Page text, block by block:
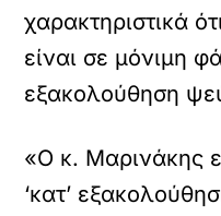
χαρακτηριστικά
είναι σε μόνιμη
εξακολούθηση
«Ο κ. Μαρινάκης
‘κατ’